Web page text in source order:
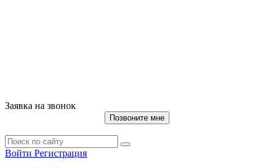
Заявка на звонок
Позвоните мне
Войти Регистрация